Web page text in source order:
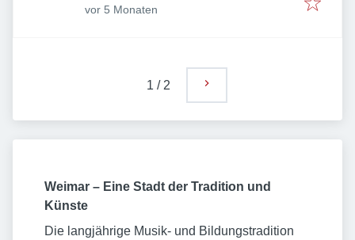
Veröffentlicht:
vor 5 Monaten
1 / 2
Weimar – Eine Stadt der Tradition und
Künste
Die langjährige Musik- und Bildungstradition